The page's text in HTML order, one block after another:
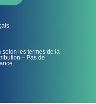
les termes de la
– Pas de